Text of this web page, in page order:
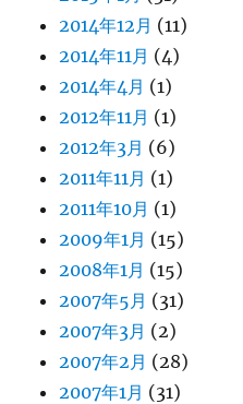
2014年12月 (11)
2014年11月 (4)
2014年4月 (1)
2012年11月 (1)
2012年3月 (6)
2011年11月 (1)
2011年10月 (1)
2009年1月 (15)
2008年1月 (15)
2007年5月 (31)
2007年3月 (2)
2007年2月 (28)
2007年1月 (31)